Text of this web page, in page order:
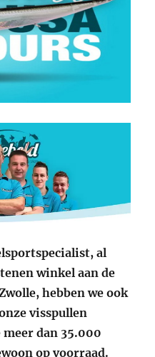
al
winkel aan de
hebben we ook
visspullen
dan 35.000
op voorraad.